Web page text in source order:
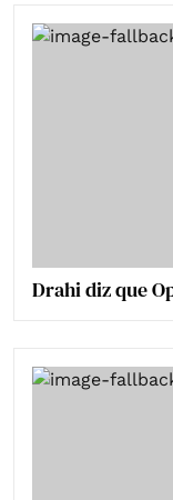
Drahi diz que